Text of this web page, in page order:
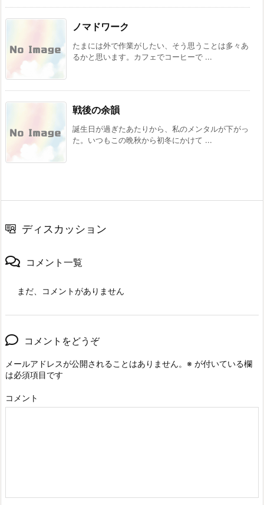
ノマドワーク
たまには外で作業がしたい、そう思うことは多々あ
るかと思います。カフェでコーヒーで ...
戦後の余韻
誕生日が過ぎたあたりから、私のメンタルが下がっ
た。いつもこの晩秋から初冬にかけて ...
ディスカッション
コメント一覧
まだ、コメントがありません
コメントをどうぞ
メールアドレスが公開されることはありません。 ※ が付いている欄
は必須項目です
コメント